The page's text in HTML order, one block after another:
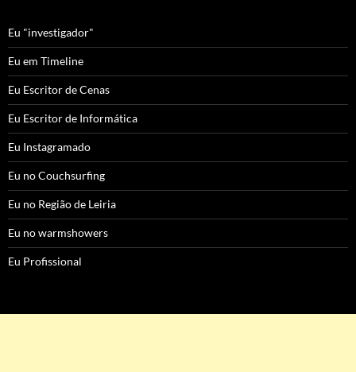
Eu "investigador"
Eu em Timeline
Eu Escritor de Cenas
Eu Escritor de Informática
Eu Instagramado
Eu no Couchsurfing
Eu no Região de Leiria
Eu no warmshowers
Eu Profissional